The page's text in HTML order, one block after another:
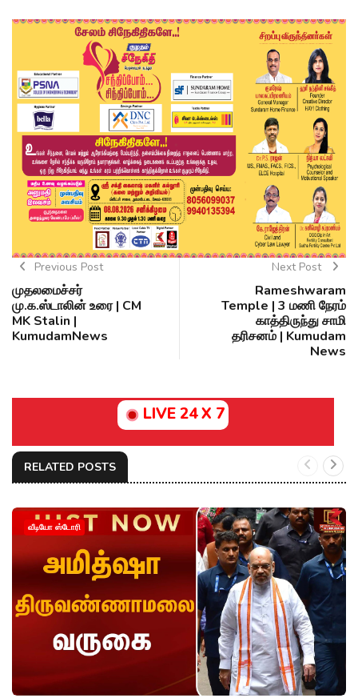
Previous Post
முதலமைச்சர்
மு.க.ஸ்டாலின் உரை | CM
MK Stalin |
KumudamNews
Next Post
Rameshwaram
Temple | 3 மணி நேரம்
காத்திருந்து சாமி
தரிசனம் | Kumudam
News
LIVE 24 X 7
RELATED POSTS
வீடியோ ஸ்டோரி